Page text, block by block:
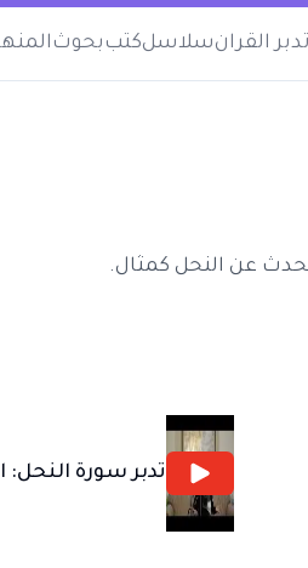
تدبر القرانسلاسلكتب بحوث
عن النحل كمثال.
تدبر سورة النحل: